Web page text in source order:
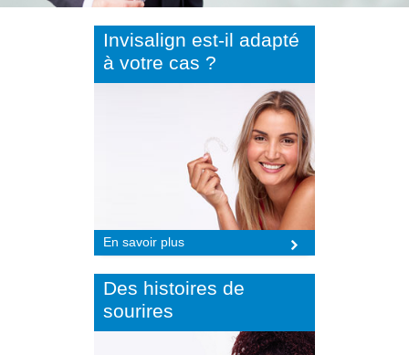
Invisalign est-il adapté
à votre cas ?
En savoir plus
Des histoires de
sourires